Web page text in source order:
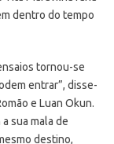
dentro do tempo
tornou-se
entrar”, disse-
e Luan Okun.
sua mala de
destino,